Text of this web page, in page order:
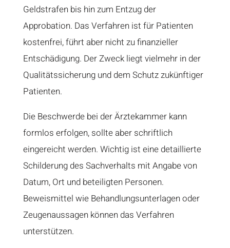
Geldstrafen bis hin zum Entzug der
Approbation. Das Verfahren ist für Patienten
kostenfrei, führt aber nicht zu finanzieller
Entschädigung. Der Zweck liegt vielmehr in der
Qualitätssicherung und dem Schutz zukünftiger
Patienten.
Die Beschwerde bei der Ärztekammer kann
formlos erfolgen, sollte aber schriftlich
eingereicht werden. Wichtig ist eine detaillierte
Schilderung des Sachverhalts mit Angabe von
Datum, Ort und beteiligten Personen.
Beweismittel wie Behandlungsunterlagen oder
Zeugenaussagen können das Verfahren
unterstützen.